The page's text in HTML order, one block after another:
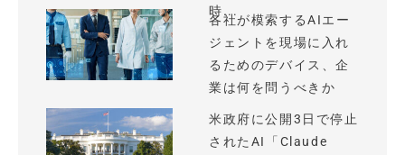
時...
各社が模索するAIエー
ジェントを現場に入れ
るためのデバイス、企
業は何を問うべきか
米政府に公開3日で停止
されたAI「Claude